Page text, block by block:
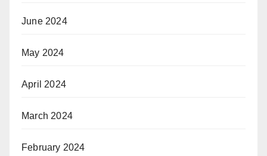
June 2024
May 2024
April 2024
March 2024
February 2024